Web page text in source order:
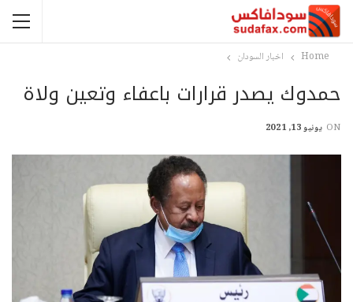
Home اخبار السودان
حمدوك يصدر قرارات باعفاء وتعين ولاة
ON يونيو 13, 2021